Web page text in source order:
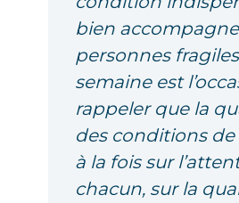
bien
personnes
semaine est
rappeler que la
des conditions
à la fois sur
chacun, sur la